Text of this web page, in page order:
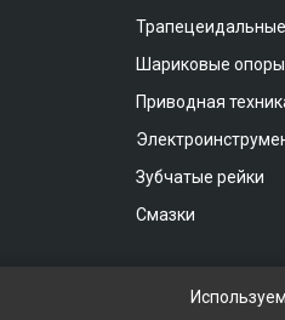
Шариковые опоры
Приводная
Зубчатые рейки
Смазки